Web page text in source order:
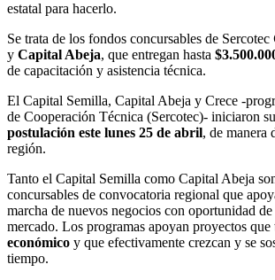
estatal para hacerlo.
Se trata de los fondos concursables de Sercotec
y Capital Abeja, que entregan hasta
de capacitación y asistencia técnica.
El Capital Semilla, Capital Abeja y Crece -
de Cooperación Técnica (Sercotec)- iniciaron su
postulación este lunes 25 de abril, de manera
región.
Tanto el Capital Semilla como Capital Abeja
concursables de convocatoria regional que
marcha de nuevos negocios con oportunidad
mercado. Los programas apoyan proyectos que
económico y que efectivamente crezcan y se
tiempo.